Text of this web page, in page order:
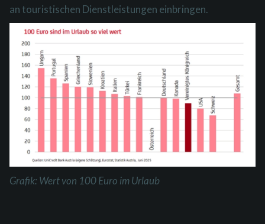
an touristischen Dienstleistungen einbringen.
Grafik: Wert von 100 Euro im Urlaub